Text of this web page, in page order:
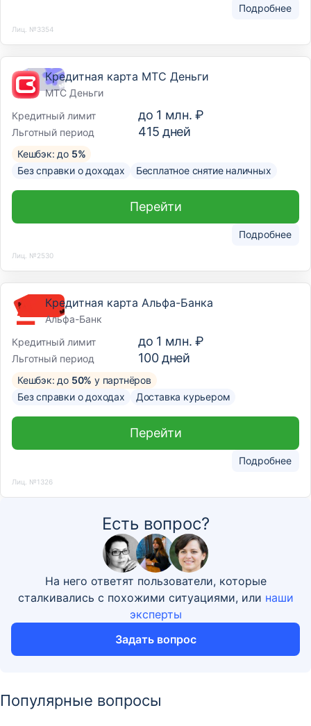
Подробнее
Лиц. №3354
Кредитная карта МТС Деньги
МТС Деньги
Кредитный лимит
до 1 млн. ₽
Льготный период 415 дней
Кешбэк: до 5%
Без справки о доходах
Бесплатное снятие наличных
Подробнее
Перейти
Лиц. №2530
Кредитная карта Альфа-Банка
Альфа-Банк
Кредитный лимит
до 1 млн. ₽
Льготный период 100дней
Кешбэк: до 50% у партнёров
Без справки о доходах
Доставка курьером
Подробнее
Перейти
Лиц. №1326
Есть вопрос?
На него ответят пользователи, которые
сталкивались с похожими ситуациями, или наши
эксперты
Задать вопрос
Популярные вопросы